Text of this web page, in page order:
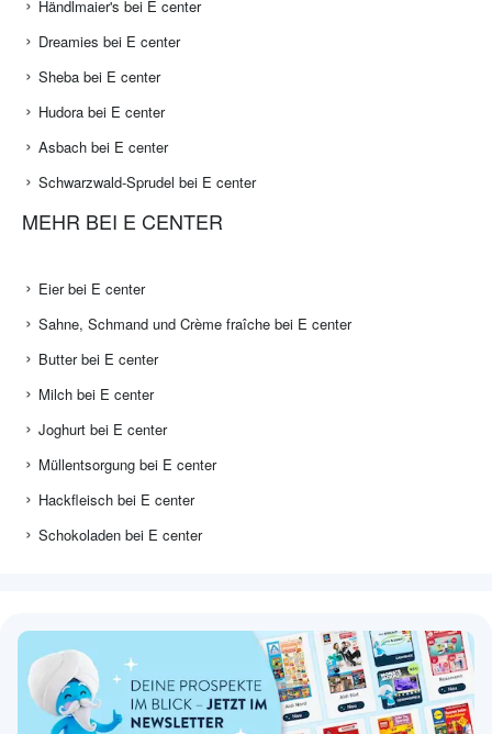
Händlmaier's bei E center
Dreamies bei E center
Sheba bei E center
Hudora bei E center
Asbach bei E center
Schwarzwald-Sprudel bei E center
MEHR BEI E CENTER
Eier bei E center
Sahne, Schmand und Crème fraîche bei E center
Butter bei E center
Milch bei E center
Joghurt bei E center
Müllentsorgung bei E center
Hackfleisch bei E center
Schokoladen bei E center